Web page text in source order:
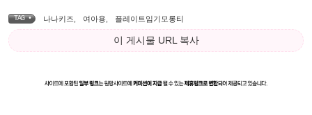
TAG • 나나키즈 여아용 플레이트임기모롱티
이 게시물 URL 복사